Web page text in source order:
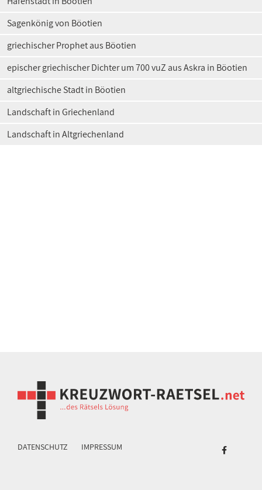
Sagenkönig von Böotien
griechischer Prophet aus Böotien
epischer griechischer Dichter um 700 vuZ aus Askra in Böotien
altgriechische Stadt in Böotien
Landschaft in Griechenland
Landschaft in Altgriechenland
DATENSCHUTZ IMPRESSUM